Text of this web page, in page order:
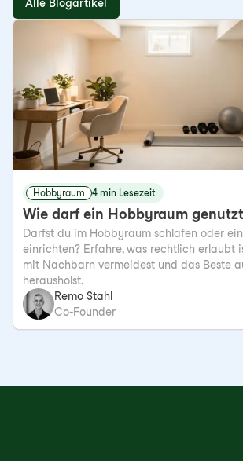
Alle Blogartikel
Hobbyraum 4 min Lesezeit
Wie darf ein Hobbyraum
Darfst du im Hobbyraum schlafen oder
einrichten? Erfahre, was rechtlich erlaubt
mit Nachbarn vermeidest und das Beste
herausholst.
Remo Stahl
Co-Founder